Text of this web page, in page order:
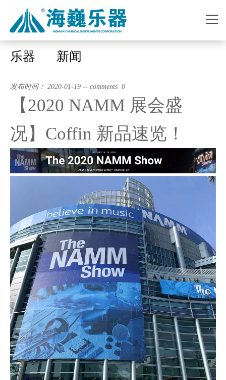
乐器 新闻
发布时间： 2020-01-19 -- comments 0
【2020 NAMM 展会盛
况】Coffin 新品速览！